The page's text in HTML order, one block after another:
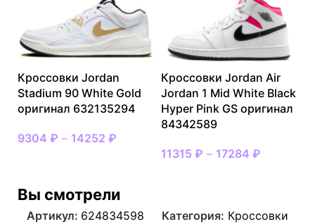
Кроссовки Jordan
Stadium 90 White Gold
оригинал 632135294
9304 ₽ – 14252 ₽
Кроссовки Jordan Air
Jordan 1 Mid White Black
Hyper Pink GS оригинал
84342589
11315 ₽ – 17284 ₽
Вы смотрели
Артикул: 624834598 Категория: Кроссовки